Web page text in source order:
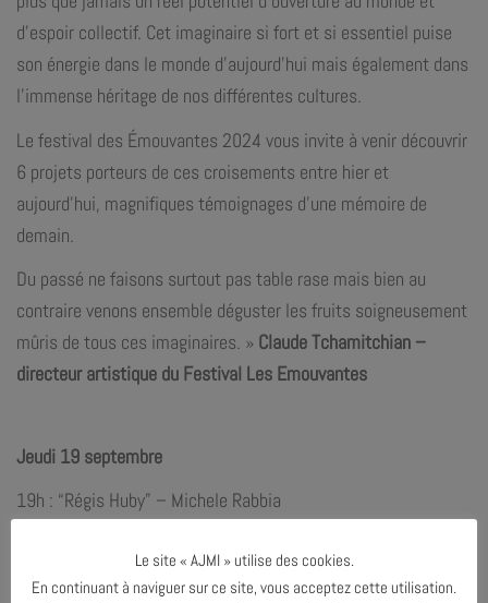
d’espoir collectif. Cet imaginaire si fort et si essentiel puise
son énergie dans le monde d’aujourd’hui mais également dans
l’immense héritage de nos différentes cultures.
Le festival des Émouvantes 2024 vous invite à venir découvrir
6 projets porteurs de ces croisements entre hier et
aujourd’hui, magnifiques témoignages d’une mémoire de
demain.
Du passé ne faisons surtout pas table rase mais bien au
contraire venons ensemble déguster les fruits soigneusement
mûris de tous ces imaginaires. » Claude Tchamitchian –
directeur artistique du Festival Les Emouvantes
Jeudi 19 septembre
19h : “Régis Huby” – Michele Rabbia
Le site « AJMI » utilise des cookies.
En continuant à naviguer sur ce site, vous acceptez cette utilisation.